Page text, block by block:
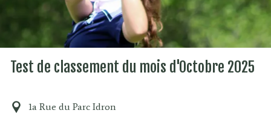
Test de classement du mois d'Octobre 2025
1a Rue du Parc Idron